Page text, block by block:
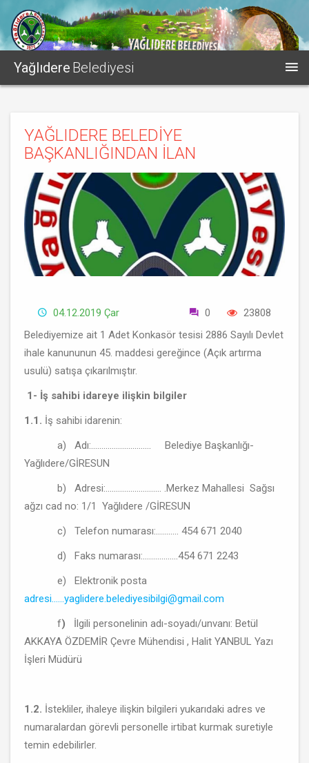
Yağlıdere Belediyesi
YAĞLIDERE BELEDİYE
BAŞKANLIĞINDAN İLAN
04.12.2019 Çar 0
23808
Belediyemize ait 1 Adet Konkasör tesisi 2886 Sayılı Devlet
ihale kanununun 45. maddesi gereğince (Açık artırma
usulü) satışa çıkarılmıştır.
1- İş sahibi idareye ilişkin bilgiler
1.1. İş sahibi idarenin:
a) Adı:............................. Belediye Başkanlığı-
Yağlıdere/GİRESUN
b) Adresi:........................... .Merkez Mahallesi Sağsı
ağzı cad no: 1/1 Yağlıdere /GİRESUN
c) Telefon numarası:........... 454 671 2040
d) Faks numarası:.................454 671 2243
e) Elektronik posta
adresi......yaglidere.belediyesibilgi@gmail.com
f) İlgili personelinin adı-soyadı/unvanı: Betül
AKKAYA ÖZDEMİR Çevre Mühendisi , Halit YANBUL Yazı
İşleri Müdürü
1.2. İstekliler, ihaleye ilişkin bilgileri yukarıdaki adres ve
numaralardan görevli personelle irtibat kurmak suretiyle
temin edebilirler.